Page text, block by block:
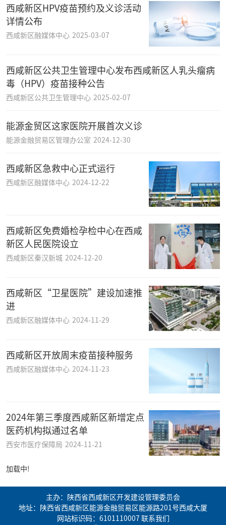
西咸新区HPV疫苗预约及义诊活动
详情公布
西咸新区融媒体中心 2025-03-07
西咸新区公共卫生管理中心发布西咸新区人乳头瘤病
毒（HPV）疫苗接种公告
西咸新区公共卫生管理中心 2025-02-07
能源金贸区这家医院开展首次义诊
能源金融贸易区管理办公室 2024-12-30
西咸新区急救中心正式运行
西咸新区融媒体中心 2024-12-22
西咸新区免费婚检孕检中心在西咸
新区人民医院设立
西咸新区秦汉新城 2024-12-20
西咸新区“卫星医院”建设加速推
进
西咸新区融媒体中心 2024-11-29
西咸新区开放周末疫苗接种服务
西咸新区融媒体中心 2024-11-23
2024年第三季度西咸新区新增定点
医药机构拟通过名单
西安市医疗保障局 2024-11-21
加载中!
主办：陕西省西咸新区开发建设管理委员会
地址：陕西省西咸新区能源金融贸易区能源路201号西咸大厦
网站标识码：6101110007 联系我们